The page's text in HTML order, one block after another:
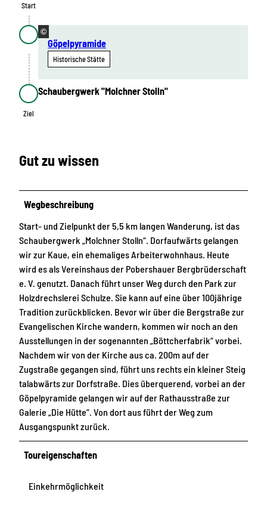
Start
©
Göpelpyramide
Historische Stätte
Ziel
Ziel
Schaubergwerk "Molchner Stolln"
Gut zu wissen
Wegbeschreibung
Start- und Zielpunkt der 5,5 km langen Wanderung, ist das
Schaubergwerk „Molchner Stolln“. Dorfaufwärts gelangen
wir zur Kaue, ein ehemaliges Arbeiterwohnhaus. Heute
wird es als Vereinshaus der Pobershauer Bergbrüderschaft
e. V. genutzt. Danach führt unser Weg durch den Park zur
Holzdrechslerei Schulze. Sie kann auf eine über 100jährige
Tradition zurückblicken. Bevor wir über die Bergstraße zur
Evangelischen Kirche wandern, kommen wir noch an den
Ausstellungen in der sogenannten „Böttcherfabrik“ vorbei.
Nachdem wir von der Kirche aus ca. 200m auf der
Zugstraße gegangen sind, führt uns rechts ein kleiner Steig
talabwärts zur Dorfstraße. Dies überquerend, vorbei an der
Göpelpyramide gelangen wir auf der Rathausstraße zur
Galerie „Die Hütte“. Von dort aus führt der Weg zum
Ausgangspunkt zurück.
Toureigenschaften
Einkehrmöglichkeit